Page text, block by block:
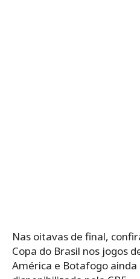
Nas oitavas de final,
Copa do Brasil nos jogos
América e Botafogo ainda